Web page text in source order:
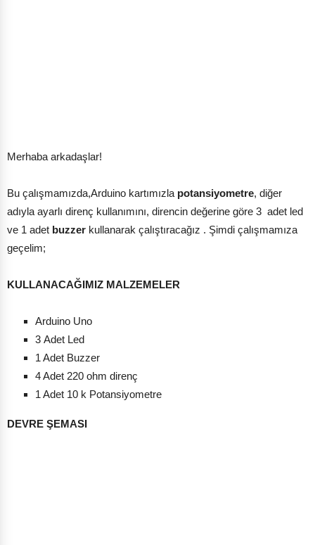
Merhaba arkadaşlar!
Bu çalışmamızda,Arduino kartımızla potansiyometre, diğer
adıyla ayarlı direnç kullanımını, direncin değerine göre 3 adet led
ve 1 adet buzzer kullanarak çalıştıracağız . Şimdi çalışmamıza
geçelim;
KULLANACAĞIMIZ MALZEMELER
Arduino Uno
3 Adet Led
1 Adet Buzzer
4 Adet 220 ohm direnç
1 Adet 10 k Potansiyometre
DEVRE ŞEMASI